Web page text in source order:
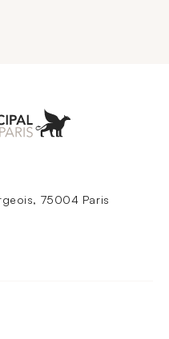
75004 Paris